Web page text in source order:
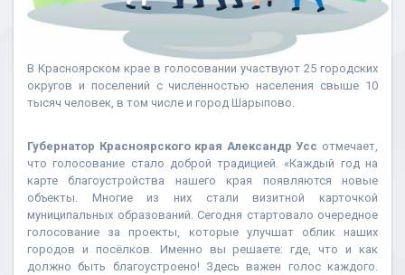
В Красноярском крае в голосовании участвуют 25 городских
округов и поселений с численностью населения свыше 10
тысяч человек, в том числе и город Шарыпово.
Губернатор Красноярского края Александр Усс отмечает,
что голосование стало доброй традицией. «Каждый год на
карте благоустройства нашего края появляются новые
объекты. Многие из них стали визитной карточкой
муниципальных образований. Сегодня стартовало очередное
голосование за проекты, которые улучшат облик наших
городов и посёлков. Именно вы решаете: где, что и как
должно быть благоустроено! Здесь важен голос каждого.